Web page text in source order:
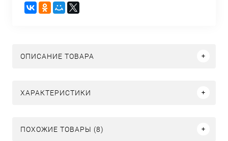
ОПИСАНИЕ ТОВАРА
ХАРАКТЕРИСТИКИ
ПОХОЖИЕ ТОВАРЫ (8)